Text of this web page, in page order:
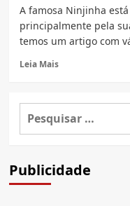
A famosa Ninjinha
principalmente pela
temos um artigo com
Leia MaisRead
Informações
de
da
Pesquisar
por:
Publicidade